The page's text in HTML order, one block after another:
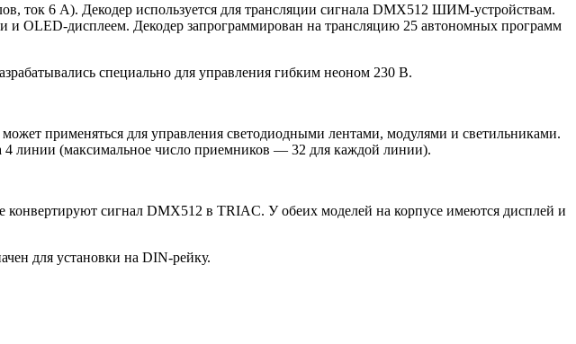
ток 6 А). Декодер используется для трансляции сигнала DMX512 ШИМ-устройствам.
OLED-дисплеем. Декодер запрограммирован на трансляцию 25 автономных программ
специально для управления гибким неоном 230 В.
применяться для управления светодиодными лентами, модулями и светильниками.
4 линии (максимальное число приемников — 32 для каждой линии).
конвертируют сигнал DMX512 в TRIAC. У обеих моделей на корпусе имеются дисплей и
для установки на DIN-рейку.